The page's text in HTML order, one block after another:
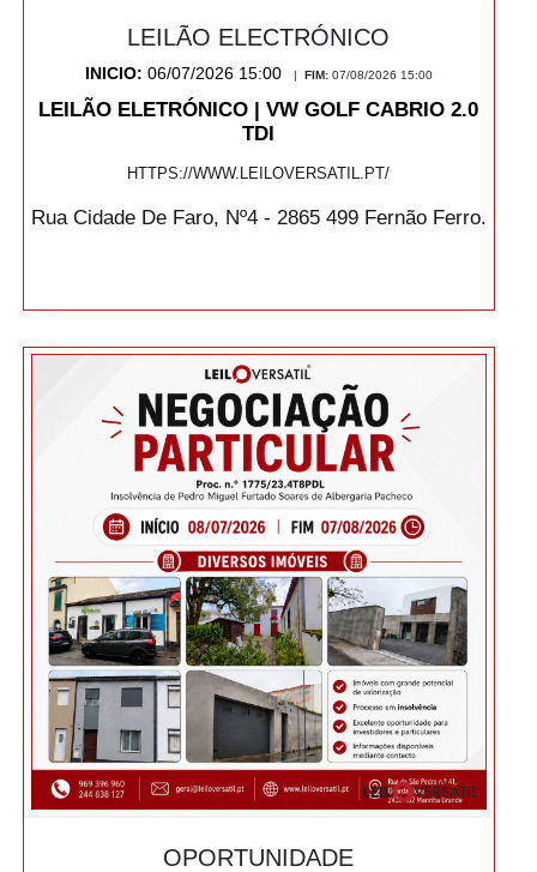
LEILÃO ELECTRÓNICO
INICIO: 06/07/2026 15:00 | FIM: 07/08/2026 15:00
LEILÃO ELETRÓNICO | VW GOLF CABRIO 2.0
TDI
HTTPS://WWW.LEILOVERSATIL.PT/
Rua Cidade De Faro, Nº4 - 2865 499 Fernão Ferro.
OPORTUNIDADE